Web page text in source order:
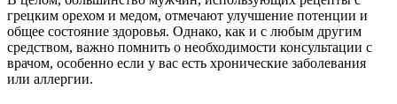
грецким орехом и медом, отмечают улучшение потенции и
общее состояние здоровья. Однако, как и с любым другим
средством, важно помнить о необходимости консультации с
врачом, особенно если у вас есть хронические заболевания
или аллергии.